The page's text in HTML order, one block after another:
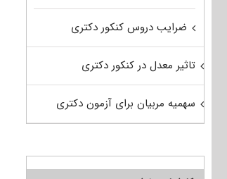
ضرایب دروس کنکور دکتری
تاثیر معدل در کنکور دکتری
سهمیه مربیان برای آزمون دکتری